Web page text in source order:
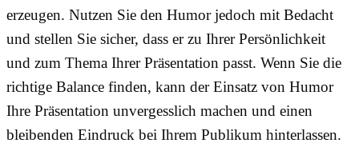
erzeugen. Nutzen Sie den Humor jedoch mit Bedacht
und stellen Sie sicher, dass er zu Ihrer Persönlichkeit
und zum Thema Ihrer Präsentation passt. Wenn Sie die
richtige Balance finden, kann der Einsatz von Humor
Ihre Präsentation unvergesslich machen und einen
bleibenden Eindruck bei Ihrem Publikum hinterlassen.